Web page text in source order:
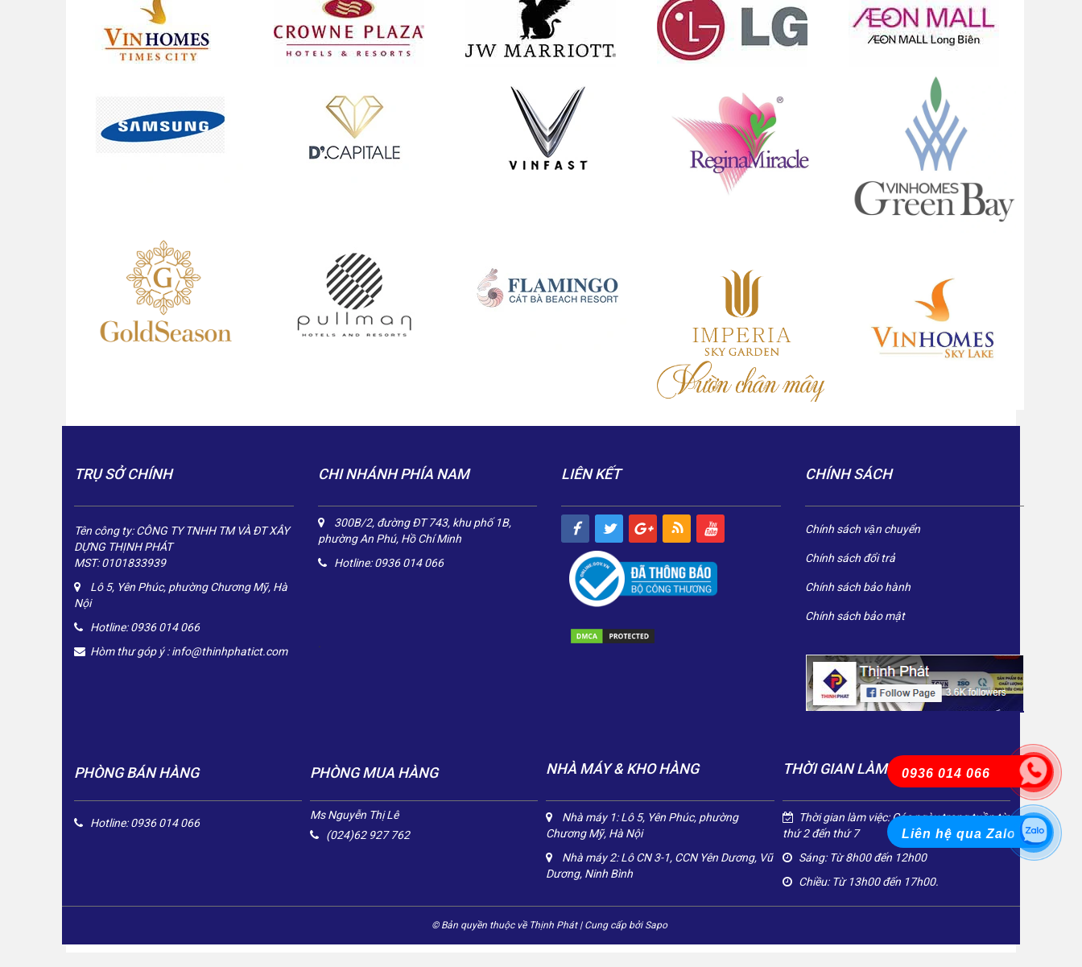
TRỤ SỞ CHÍNH
Tên công ty: CÔNG TY TNHH TM VÀ ĐT XÂY
DỰNG THỊNH PHÁT
MST: 0101833939
Lô 5, Yên Phúc, phường Chương Mỹ, Hà
Nội
Hotline: 0936 014 066
Hòm thư góp ý :info@thinhphatict.com
CHI NHÁNH PHÍA NAM
300B/2, đường ĐT 743, khu phố 1B,
phường An Phú, Hồ Chí Minh
Hotline: 0936 014 066
LIÊN KẾT CHÍNH SÁCH
Chính sách vận chuyển
Chính sách đổi trả
Chính sách bảo hành
Chính sách bảo mật
PHÒNG BÁN HÀNG
Hotline: 0936 014 066
PHÒNG MUA HÀNG
Ms Nguyễn Thị Lê
(024)62 927 762
NHÀ MÁY & KHO HÀNG
Nhà máy 1: Lô 5, Yên Phúc, phường
Chương Mỹ, Hà Nội
Nhà máy 2: Lô CN 3-1, CCN Yên Dương, Vũ
Dương, Ninh Bình
THỜI GIAN LÀM VIỆC
Thời gian làm việc: Các ngày trong tuần từ
thứ 2 đến thứ 7
Sáng: Từ 8h00 đến 12h00
Chiều: Từ 13h00 đến 17h00.
© Bản quyền thuộc về Thịnh Phát |Cung cấp bởi Sapo
0936 014 066
Liên hệ qua Zalo